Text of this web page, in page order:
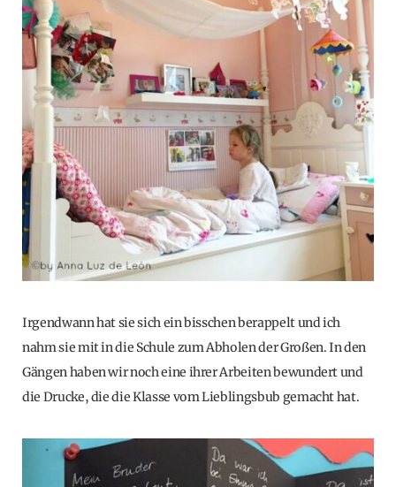
Irgendwann hat sie sich ein bisschen berappelt und ich
nahm sie mit in die Schule zum Abholen der Großen. In den
Gängen haben wir noch eine ihrer Arbeiten bewundert und
die Drucke, die die Klasse vom Lieblingsbub gemacht hat.